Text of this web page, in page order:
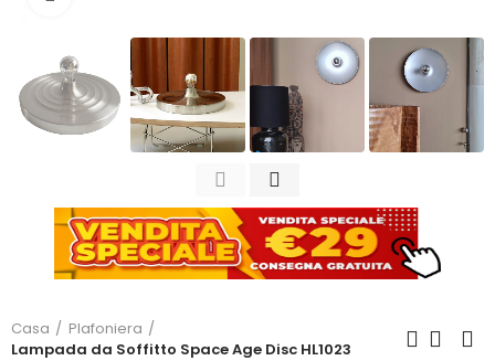
Casa
Plafoniera
Lampada da Soffitto Space Age Disc HL1023